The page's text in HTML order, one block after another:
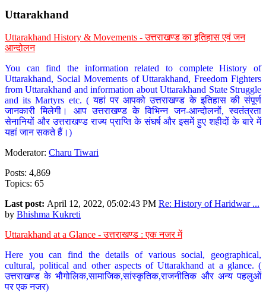
Uttarakhand
Uttarakhand History & Movements - उत्तराखण्ड का इतिहास एवं जन
आन्दोलन
You can find the information related to complete History of
Uttarakhand, Social Movements of Uttarakhand, Freedom Fighters
from Uttarakhand and information about Uttarakhand State Struggle
and its Martyrs etc. ( यहां पर आपको उत्तराखण्ड के इतिहास की संपूर्ण
जानकारी मिलेगी। आप उत्तराखण्ड के विभिन्न जन-आन्दोलनों, स्वतंत्रता
सेनानियों और उत्तराखण्ड राज्य प्राप्ति के संघर्ष और इसमें हुए शहीदों के बारे में
यहां जान सकते हैं।)
Moderator: Charu Tiwari
Posts: 4,869
Topics: 65
Last post: April 12, 2022, 05:02:43 PM Re: History of Haridwar ...
by Bhishma Kukreti
Uttarakhand at a Glance - उत्तराखण्ड : एक नजर में
Here you can find the details of various social, geographical,
cultural, political and other aspects of Uttarakhand at a glance. (
उत्तराखण्ड के भौगोलिक,सामाजिक,सांस्कृतिक,राजनीतिक और अन्य पहलुओं
पर एक नजर)